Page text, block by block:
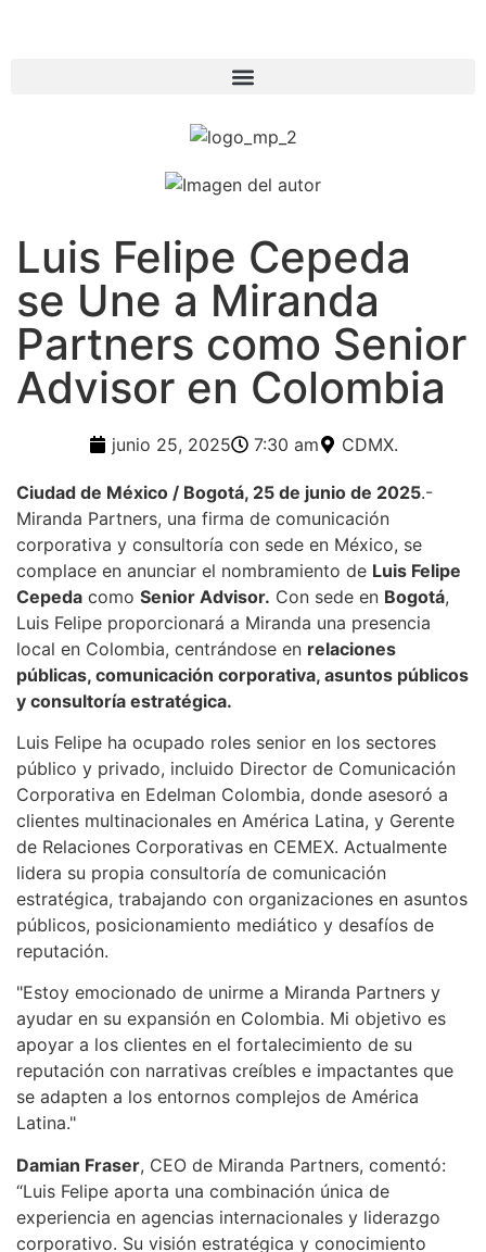
Luis Felipe Cepeda
se Une a Miranda
Partners como Senior
Advisor en Colombia
junio 25, 2025 7:30 am CDMX.
Ciudad de México / Bogotá, 25 de junio de 2025.-
Miranda Partners, una firma de comunicación
corporativa y consultoría con sede en México, se
complace en anunciar el nombramiento de Luis Felipe
Cepeda como Senior Advisor. Con sede en Bogotá,
Luis Felipe proporcionará a Miranda una presencia
local en Colombia, centrándose en relaciones
públicas, comunicación corporativa, asuntos públicos
y consultoría estratégica.
Luis Felipe ha ocupado roles senior en los sectores
público y privado, incluido Director de Comunicación
Corporativa en Edelman Colombia, donde asesoró a
clientes multinacionales en América Latina, y Gerente
de Relaciones Corporativas en CEMEX. Actualmente
lidera su propia consultoría de comunicación
estratégica, trabajando con organizaciones en asuntos
públicos, posicionamiento mediático y desafíos de
reputación.
"Estoy emocionado de unirme a Miranda Partners y
ayudar en su expansión en Colombia. Mi objetivo es
apoyar a los clientes en el fortalecimiento de su
reputación con narrativas creíbles e impactantes que
se adapten a los entornos complejos de América
Latina."
Damian Fraser, CEO de Miranda Partners, comentó:
“Luis Felipe aporta una combinación única de
experiencia en agencias internacionales y liderazgo
corporativo. Su visión estratégica y conocimiento